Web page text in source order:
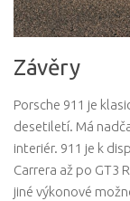
Závěry
Porsche 911 je
desetiletí. Má
interiér. 911 je k
Carrera až po GT3
jiné výkonové